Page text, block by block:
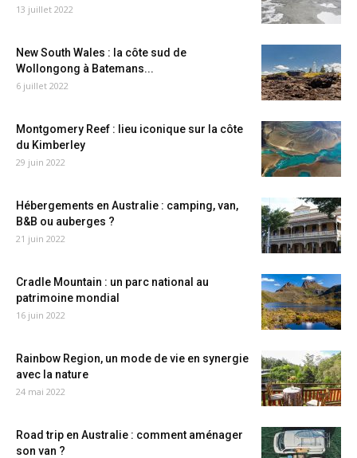
13 juillet 2022
New South Wales : la côte sud de
Wollongong à Batemans...
6 juillet 2022
Montgomery Reef : lieu iconique sur la côte
du Kimberley
29 juin 2022
Hébergements en Australie : camping, van,
B&B ou auberges ?
21 juin 2022
Cradle Mountain : un parc national au
patrimoine mondial
16 juin 2022
Rainbow Region, un mode de vie en synergie
avec la nature
24 mai 2022
Road trip en Australie : comment aménager
son van ?